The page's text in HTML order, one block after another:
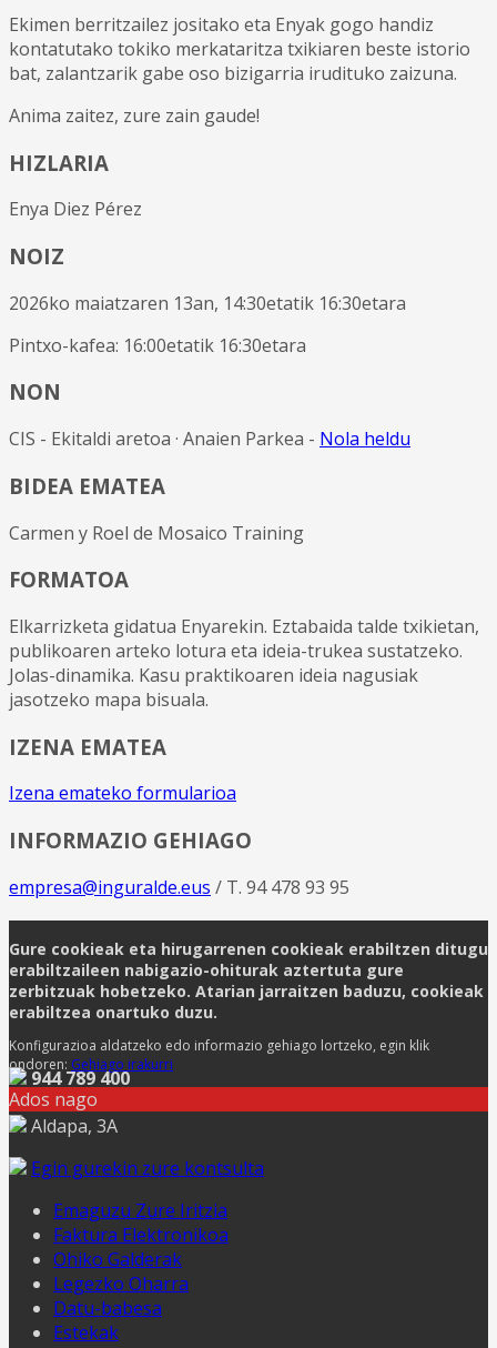
Ekimen berritzailez jositako eta Enyak gogo handiz
kontatutako tokiko merkataritza txikiaren beste istorio
bat, zalantzarik gabe oso bizigarria irudituko zaizuna.
Anima zaitez, zure zain gaude!
HIZLARIA
Enya Diez Pérez
NOIZ
2026ko maiatzaren 13an, 14:30etatik 16:30etara
Pintxo-kafea: 16:00etatik 16:30etara
NON
CIS - Ekitaldi aretoa · Anaien Parkea - Nola heldu
BIDEA EMATEA
Carmen y Roel de Mosaico Training
FORMATOA
Elkarrizketa gidatua Enyarekin. Eztabaida talde txikietan,
publikoaren arteko lotura eta ideia-trukea sustatzeko.
Jolas-dinamika. Kasu praktikoaren ideia nagusiak
jasotzeko mapa bisuala.
IZENA EMATEA
Izena emateko formularioa
INFORMAZIO GEHIAGO
empresa@inguralde.eus / T. 94 478 93 95
Gure cookieak eta hirugarrenen cookieak erabiltzen ditugu
erabiltzaileen nabigazio-ohiturak aztertuta gure
zerbitzuak hobetzeko. Atarian jarraitzen baduzu, cookieak
erabiltzea onartuko duzu.
Konfigurazioa aldatzeko edo informazio gehiago lortzeko, egin klik
ondoren: Gehiago irakurri
Ados nago
944 789 400
Aldapa, 3A
Egin gurekin zure kontsulta
Emaguzu Zure Iritzia
Faktura Elektronikoa
Ohiko Galderak
Legezko Oharra
Datu-babesa
Estekak